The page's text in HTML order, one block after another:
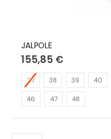
JALPOLE
155,85 €
37 38 39 40
46
47 48